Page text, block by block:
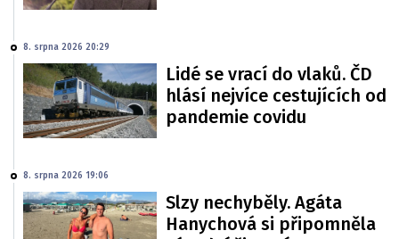
8. srpna 2026 20:29
Lidé se vrací do vlaků. ČD
hlásí nejvíce cestujících od
pandemie covidu
8. srpna 2026 19:06
Slzy nechyběly. Agáta
Hanychová si připomněla